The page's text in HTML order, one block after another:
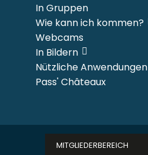
In Gruppen
Wie kann ich kommen?
Webcams
In Bildern
Nützliche Anwendungen
Pass' Châteaux
MITGLIEDERBEREICH